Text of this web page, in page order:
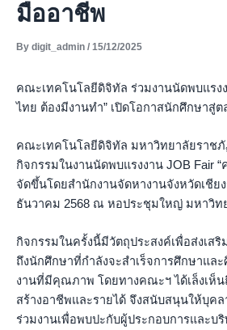
มืออาชีพ
By digit_admin / 15/12/2025
คณะเทคโนโลยีดิจิทัล ร่วมงานนัดพบแรง
ไทย ต้องมีงานทำ” เปิดโอกาสนักศึกษาสู่
คณะเทคโนโลยีดิจิทัล มหาวิทยาลัยราชภั
กิจกรรมในงานนัดพบแรงงาน JOB Fair
จัดขึ้นโดยสำนักงานจัดหางานจังหวัดเชีย
ธันวาคม 2568 ณ หอประชุมใหญ่ มหาวิท
กิจกรรมในครั้งนี้มีวัตถุประสงค์เพื่อส่งเส
ถึงนักศึกษาที่กำลังจะสำเร็จการศึกษาและ
งานที่มีคุณภาพ โดยทางคณะฯ ได้เล็งเห็
สร้างอาชีพและรายได้ จึงสนับสนุนให้บุค
ร่วมงานเพื่อพบปะกับผู้ประกอบการและบ